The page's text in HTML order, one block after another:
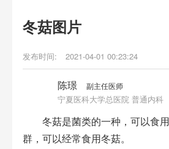
冬菇图片
发布时间: 2021-04-01 00:23:24
陈璟 副主任医师
宁夏医科大学总医院 普通内科
冬菇是菌类的一种，可以食用
群，可以经常食用冬菇。